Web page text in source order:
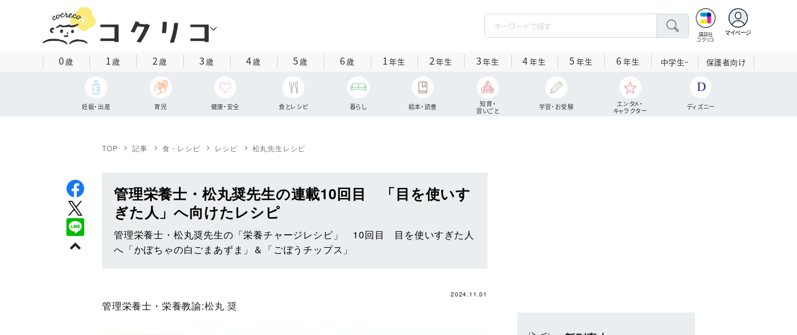
講談社
コクリコ
マイページ
0歳 1歳 2歳 3歳 4歳 5歳 6歳 1年生 2年生 3年生 4年生 5 年生 6 年生 中学生~ 保護者向け
妊娠・出産 育児 健康・安全 食とレシピ 暮らし 絵本・読書
知育・
習いごと
学習・お受験
エンタメ・
キャラクター
ディズニー
TOP 記事 食・レシピ レシピ 松丸先生レシピ
管理栄養士・松丸奨先生の連載10回目 「目を使いす
ぎた人」へ向けたレシピ
管理栄養士・松丸奨先生の「栄養チャージレシピ」 10回目 目を使いすぎた人
へ「かぼちゃの白ごまあずま」＆「ごぼうチップス」
2024.11.01
管理栄養士・栄養教諭:松丸 奨